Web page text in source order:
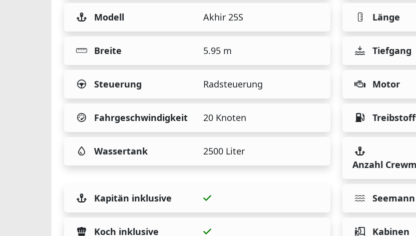
Modell Akhir 25S Länge
Breite 5.95 m Tiefgang
Steuerung Radsteuerung Motor
Fahrgeschwindigkeit 20 Knoten
Wassertank
2500 Liter
Anzahl
Kapitän inklusive
Koch inklusive Kabinen